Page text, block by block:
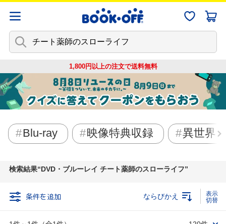
1,800円以上の注文で送料無料
Blu-ray 映像特典収録 異世界
検索結果 DVD・ブルーレイ チート薬師のスローライフ
条件を追加 ならびかえ